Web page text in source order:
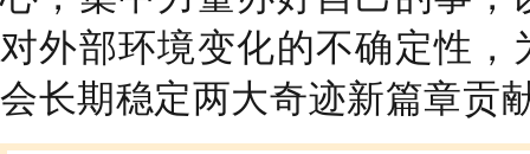
对外部环境变化的不确定性
会长期稳定两大奇迹新篇章贡